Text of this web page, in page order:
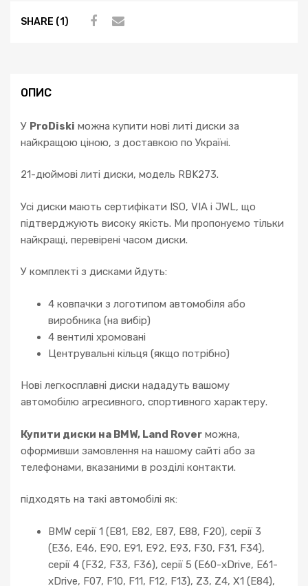
SHARE (1)
ОПИС
У ProDiski можна купити нові литі диски за
найкращою ціною, з доставкою по Україні.
21-дюймові литі диски, модель RBK273.
Усі диски мають сертифікати ISO, VIA і JWL, що
підтверджують високу якість. Ми пропонуємо тільки
найкращі, перевірені часом диски.
У комплекті з дисками йдуть:
4 ковпачки з логотипом автомобіля або
виробника (на вибір)
4 вентилі хромовані
Центрувальні кільця (якщо потрібно)
Нові легкосплавні диски нададуть вашому
автомобілю агресивного, спортивного характеру.
Купити диски на BMW, Land Rover можна,
оформивши замовлення на нашому сайті або за
телефонами, вказаними в розділі контакти.
підходять на такі автомобілі як:
BMW серії 1 (E81, E82, E87, E88, F20), серії 3
(E36, E46, E90, E91, E92, E93, F30, F31, F34),
серії 4 (F32, F33, F36), серії 5 (E60-xDrive, E61-
xDrive, F07, F10, F11, F12, F13), Z3, Z4, X1 (E84),